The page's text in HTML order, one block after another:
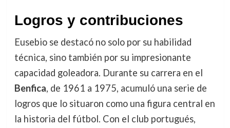
Logros y contribuciones
Eusebio se destacó no solo por su habilidad
técnica, sino también por su impresionante
capacidad goleadora. Durante su carrera en el
Benfica, de 1961 a 1975, acumuló una serie de
logros que lo situaron como una figura central en
la historia del fútbol. Con el club portugués,